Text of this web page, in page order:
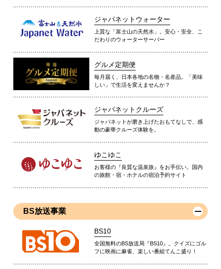
ジャパネットウォーター
上質な「富士山の天然水」。安心・安全、こ
だわりのウォーターサーバー
グルメ定期便
毎月届く、日本各地の名物・名産品。「美味
しい」で生活を変えませんか？
ジャパネットクルーズ
ジャパネットが磨き上げたおもてなしで、感
動の豪華クルーズ体験を。
ゆこゆこ
お客様の『良質な温泉旅』をお手伝い。国内
の旅館・宿・ホテルの宿泊予約サイト
BS放送事業
BS10
全国無料のBS放送局『BS10』。クイズにゴル
フに映画に麻雀、楽しい番組てんこ盛り！